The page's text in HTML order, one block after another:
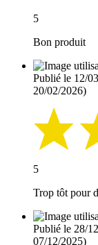
5
Bon produit
Publié le 12/
20/02/2026)
5
Trop tôt pour
Publié le 28/
07/12/2025)